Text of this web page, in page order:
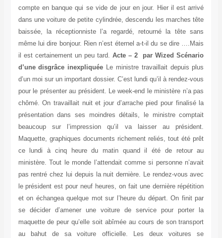
compte en banque qui se vide de jour en jour. Hier il est arrivé
dans une voiture de petite cylindrée, descendu les marches tête
baissée, la réceptionniste l’a regardé, retourné la tête sans
même lui dire bonjour. Rien n’est éternel a-t-il du se dire ….Mais
il est certainement un peu tard. Acte – 2 par Wized Scénario
d’une disgrâce inexpliquée Le ministre travaillait depuis plus
d’un moi sur un important dossier. C’est lundi qu’il à rendez-vous
pour le présenter au président. Le week-end le ministère n’a pas
chômé. On travaillait nuit et jour d’arrache pied pour finalisé la
présentation dans ses moindres détails, le ministre comptait
beaucoup sur l’impression qu’il va laisser au président.
Maquette, graphiques documents richement reliés, tout été prêt
ce lundi à cinq heure du matin quand il été de retour au
ministère. Tout le monde l’attendait comme si personne n’avait
pas rentré chez lui depuis la nuit dernière. Le rendez-vous avec
le président est pour neuf heures, on fait une dernière répétition
et on échangea quelque mot sur l’heure du départ. On finit par
se décider d’amener une voiture de service pour porter la
maquette de peur qu’elle soit abîmée au cours de son transport
au bahut de sa voiture officielle. Les deux voitures se